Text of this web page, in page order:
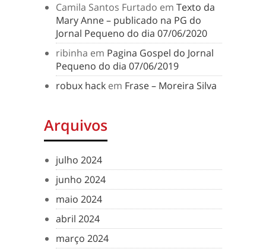
Camila Santos Furtado em Texto da
Mary Anne – publicado na PG do
Jornal Pequeno do dia 07/06/2020
ribinha em Pagina Gospel do Jornal
Pequeno do dia 07/06/2019
robux hack em Frase – Moreira Silva
Arquivos
julho 2024
junho 2024
maio 2024
abril 2024
março 2024